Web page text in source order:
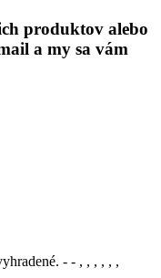
produktov alebo
a my sa vám
- - , , , , , ,